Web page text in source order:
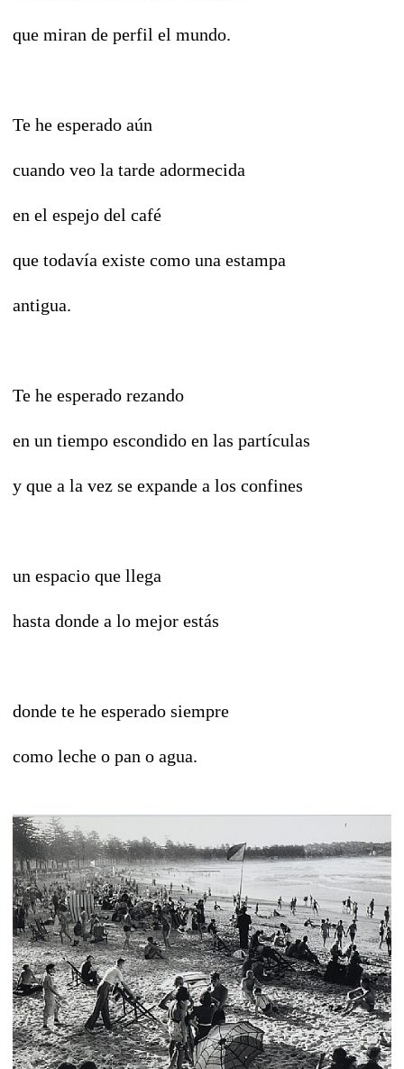
que miran de perfil el mundo.
Te he esperado aún
cuando veo la tarde adormecida
en el espejo del café
que todavía existe como una estampa
antigua.
Te he esperado rezando
en un tiempo escondido en las partículas
y que a la vez se expande a los confines
un espacio que llega
hasta donde a lo mejor estás
donde te he esperado siempre
como leche o pan o agua.